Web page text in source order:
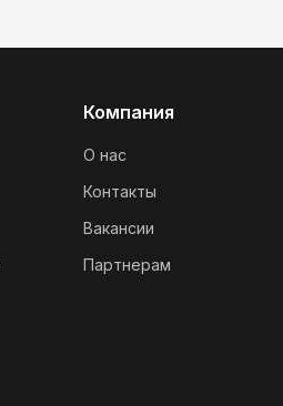
Компания
О нас
Контакты
Вакансии
Партнерам